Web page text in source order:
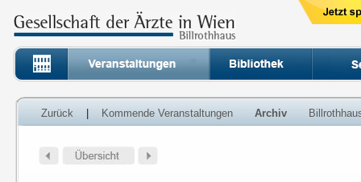
Zurück Kommende Veranstaltungen Archiv